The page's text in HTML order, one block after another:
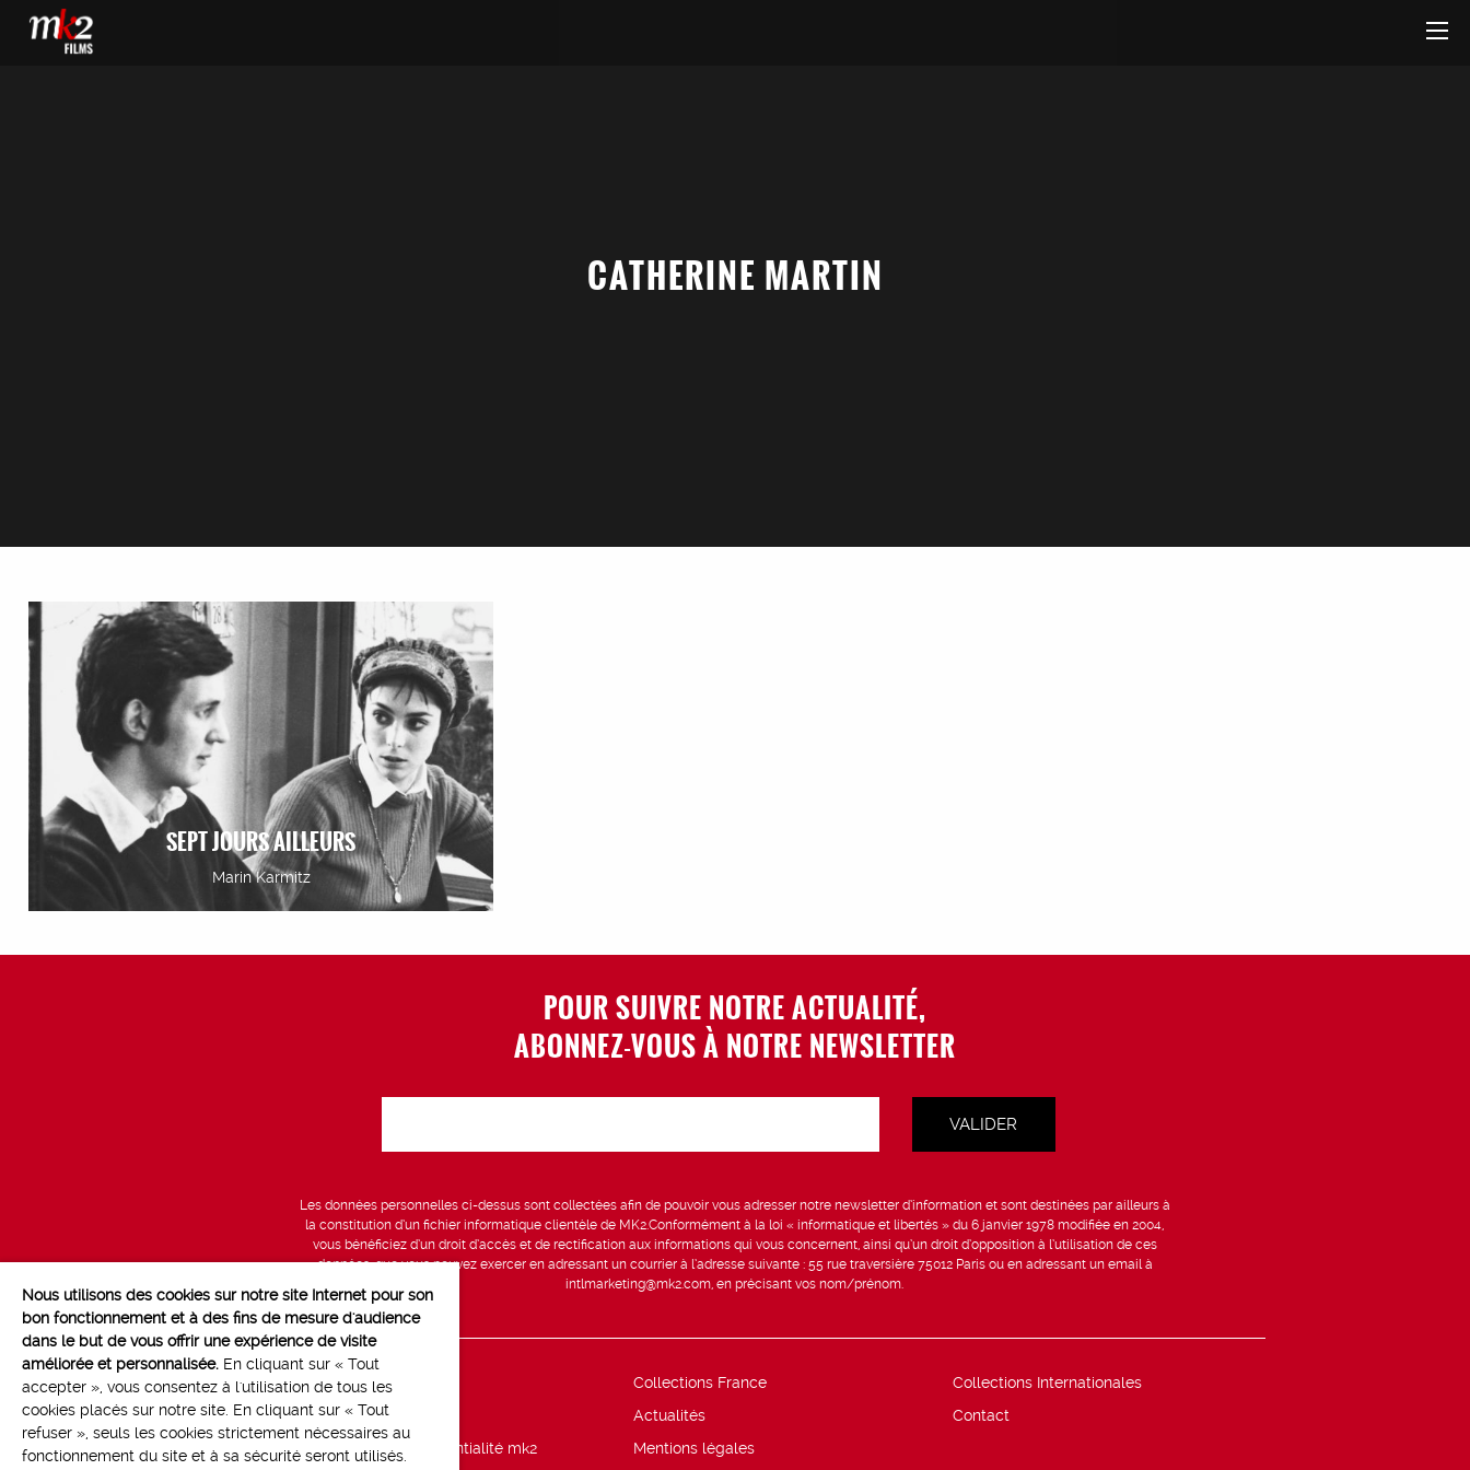
CATHERINE MARTIN
SEPT JOURS AILLEURS
Marin Karmitz
POUR SUIVRE NOTRE ACTUALITÉ,
ABONNEZ-VOUS À NOTRE NEWSLETTER
Les données personnelles ci-dessus sont collectées afin de pouvoir vous adresser notre newsletter d’information et sont destinées par ailleurs à
la constitution d’un fichier informatique clientèle de MK2.Conformément à la loi « informatique et libertés » du 6 janvier 1978 modifiée en 2004,
vous bénéficiez d’un droit d’accès et de rectification aux informations qui vous concernent, ainsi qu’un droit d’opposition à l’utilisation de ces
données, que vous pouvez exercer en adressant un courrier à l’adresse suivante : 55 rue traversière 75012 Paris ou en adressant un email à
intlmarketing@mk2.com, en précisant vos nom/prénom.
Line up Collections France
Collections Internationales
Marchés
Actualités
Contact
Politique de confidentialité mk2
Mentions légales
Nous utilisons des cookies sur notre site Internet pour son
bon fonctionnement et à des fins de mesure d'audience
dans le but de vous offrir une expérience de visite
améliorée et personnalisée. En cliquant sur « Tout
accepter », vous consentez à l'utilisation de tous les
cookies placés sur notre site. En cliquant sur « Tout
refuser », seuls les cookies strictement nécessaires au
fonctionnement du site et à sa sécurité seront utilisés.